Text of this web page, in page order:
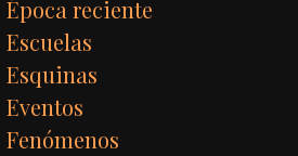
Época reciente
Escuelas
Esquinas
Eventos
Fenómenos